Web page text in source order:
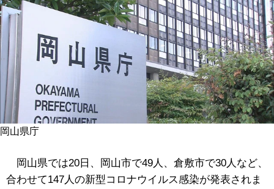
岡山県庁
岡山県では20日、岡山市で49人、倉敷市で30人など、
合わせて147人の新型コロナウイルス感染が発表されま